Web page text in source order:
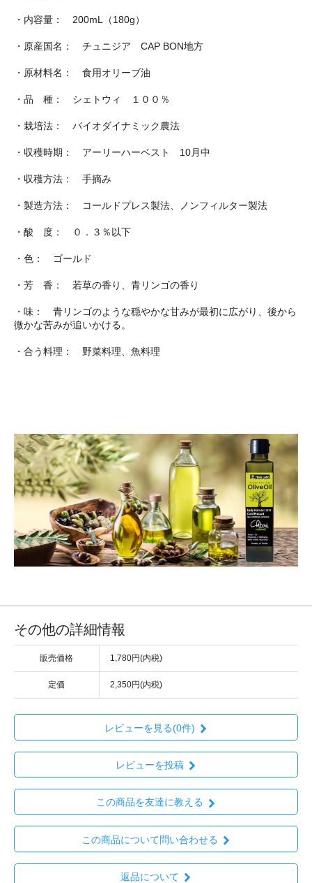
・内容量： 200mL（180g）
・原産国名： チュニジア CAP BON地方
・原材料名： 食用オリーブ油
・品 種： シェトウィ １００％
・栽培法： バイオダイナミック農法
・収穫時期： アーリーハーベスト 10月中
・収穫方法： 手摘み
・製造方法： コールドプレス製法、ノンフィルター製法
・酸 度： ０．３％以下
・色： ゴールド
・芳 香： 若草の香り、青リンゴの香り
・味： 青リンゴのような穏やかな甘みが最初に広がり、後から
微かな苦みが追いかける。
・合う料理： 野菜料理、魚料理
その他の詳細情報
販売価格 1,780円(内税)
定価 2,350円(内税)
レビューを見る(0件)
レビューを投稿
この商品を友達に教える
この商品について問い合わせる
返品について